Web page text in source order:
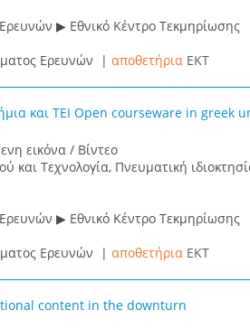
▶ Εθνικό Κέντρο Τεκμηρίωσης
Ερευνών | αποθετήρια EKT
και ΤΕΙ Open courseware in greek
εικόνα / Βίντεο
και Τεχνολογία, Πνευματική
▶ Εθνικό Κέντρο Τεκμηρίωσης
Ερευνών | αποθετήρια EKT
content in the downturn